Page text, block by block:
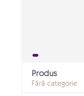
Produs
Fără categorie